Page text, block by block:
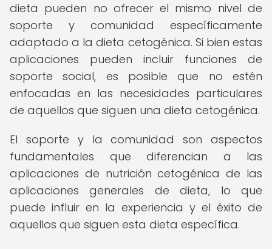
dieta pueden no ofrecer el mismo nivel de
soporte y comunidad específicamente
adaptado a la dieta cetogénica. Si bien estas
aplicaciones pueden incluir funciones de
soporte social, es posible que no estén
enfocadas en las necesidades particulares
de aquellos que siguen una dieta cetogénica.
El soporte y la comunidad son aspectos
fundamentales que diferencian a las
aplicaciones de nutrición cetogénica de las
aplicaciones generales de dieta, lo que
puede influir en la experiencia y el éxito de
aquellos que siguen esta dieta específica.